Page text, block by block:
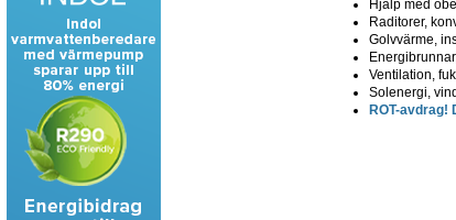
Hjälp med
Raditorer,
Golvvärme,
Ventilation,
Solenergi,
ROT-